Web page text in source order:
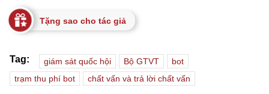
Tặng sao cho tác giả
Tag: giám sát quốc hội Bộ GTVT
bot
trạm thu phí bot
chất vấn và trả lời chất vấn